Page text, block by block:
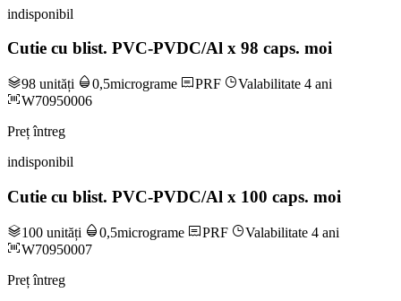
indisponibil
Cutie cu blist. PVC-PVDC/Al x 98 caps. moi
98 unități 0,5micrograme PRF
Valabilitate 4 ani
W70950006
Preț întreg
indisponibil
Cutie cu blist. PVC-PVDC/Al x 100 caps. moi
100 unități 0,5micrograme PRF
Valabilitate 4 ani
W70950007
Preț întreg